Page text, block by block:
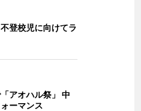
登校児に向けてラ
アオハル祭」 中
ーマンス